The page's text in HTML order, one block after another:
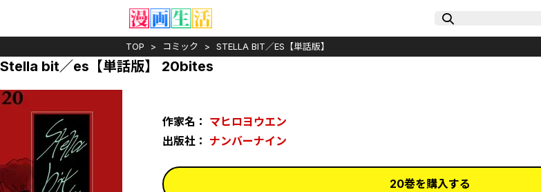
TOP コミック STELLA BIT／ES【単話版】
Stella bit／es【単話版】 20bites
作家名： マヒロヨウエン
出版社： ナンバーナイン
20巻を購入する